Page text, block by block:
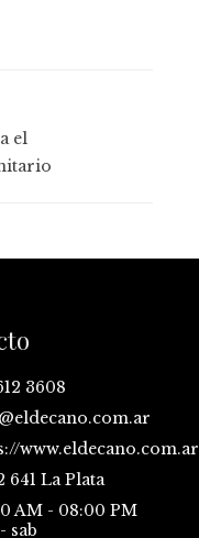
el
3608
www.eldecano.com.ar
641 La Plata
AM - 08:00 PM
sab